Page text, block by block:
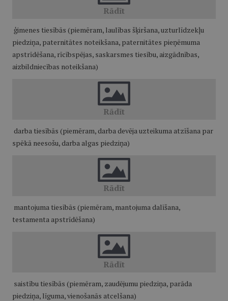
ģimenes tiesībās (piemēram, laulības šķiršana, uzturlīdzekļu
piedziņa, paternitātes noteikšana, paternitātes pieņēmuma
apstrīdēšana, rīcībspējas, saskarsmes tiesību, aizgādnības,
aizbildniecības noteikšana)
darba tiesībās (piemēram, darba devēja uzteikuma atzīšana par
spēkā neesošu, darba algas piedziņa)
mantojuma tiesībās (piemēram, mantojuma dalīšana,
testamenta apstrīdēšana)
saistību tiesībās (piemēram, zaudējumu piedziņa, parāda
piedziņa, līguma, vienošanās atcelšana)